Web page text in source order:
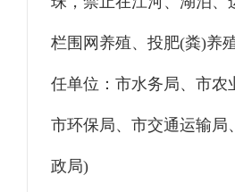
栏围网养殖、投肥(粪)养
任单位：市水务局、市农
市环保局、市交通运输局
政局)